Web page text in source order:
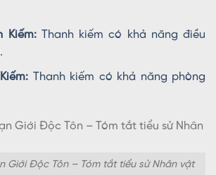
Kiếm:Thanh kiếm có khả năng điều
Thanh kiếm có khả năng phòng
Giới Độc Tôn – Tóm tắt tiểu sử Nhân vật